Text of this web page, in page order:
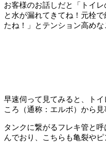
お客様のお話しだと「トイ
と水が漏れてきてね！元栓
たね！」とテンション高めな
早速伺って見てみると、ト
ころ（通称：エルボ）から
タンクに繋がるフレキ管と
んでおり、こちらも亀裂や